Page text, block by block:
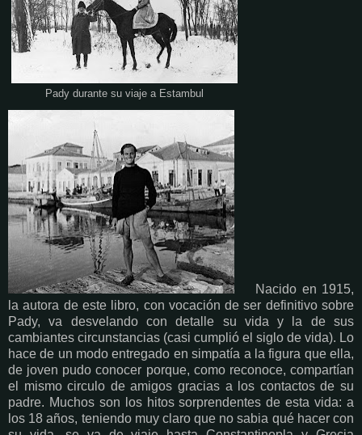
Pady durante su viaje a Estambul
Nacido en 1915,
la autora de este libro, con vocación de ser definitivo sobre
Pady, va desvelando con detalle su vida y la de sus
cambiantes circunstancias (casi cumplió el siglo de vida). Lo
hace de un modo entregado en simpatía a la figura que ella,
de joven pudo conocer porque, como reconoce, compartían
el mismo circulo de amigos gracias a los contactos de su
padre. Muchos son los hitos sorprendentes de esta vida: a
los 18 años, teniendo muy claro que no sabia qué hacer con